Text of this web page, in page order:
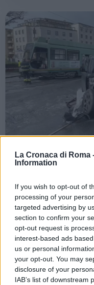
La Cronaca di Roma
Information
If you wish to opt-out of
processing of your
targeted advertising by
section to confirm your
opt-out request is
interest-based ads
us or personal
your opt-out. You may
disclosure of your
IAB’s list of downstream
CRONACA
chiarezza
3 Maggio 2023 - 12:55
Incidente Immobile,
sinistro occorso il
Lazio
Leggi l’articolo →